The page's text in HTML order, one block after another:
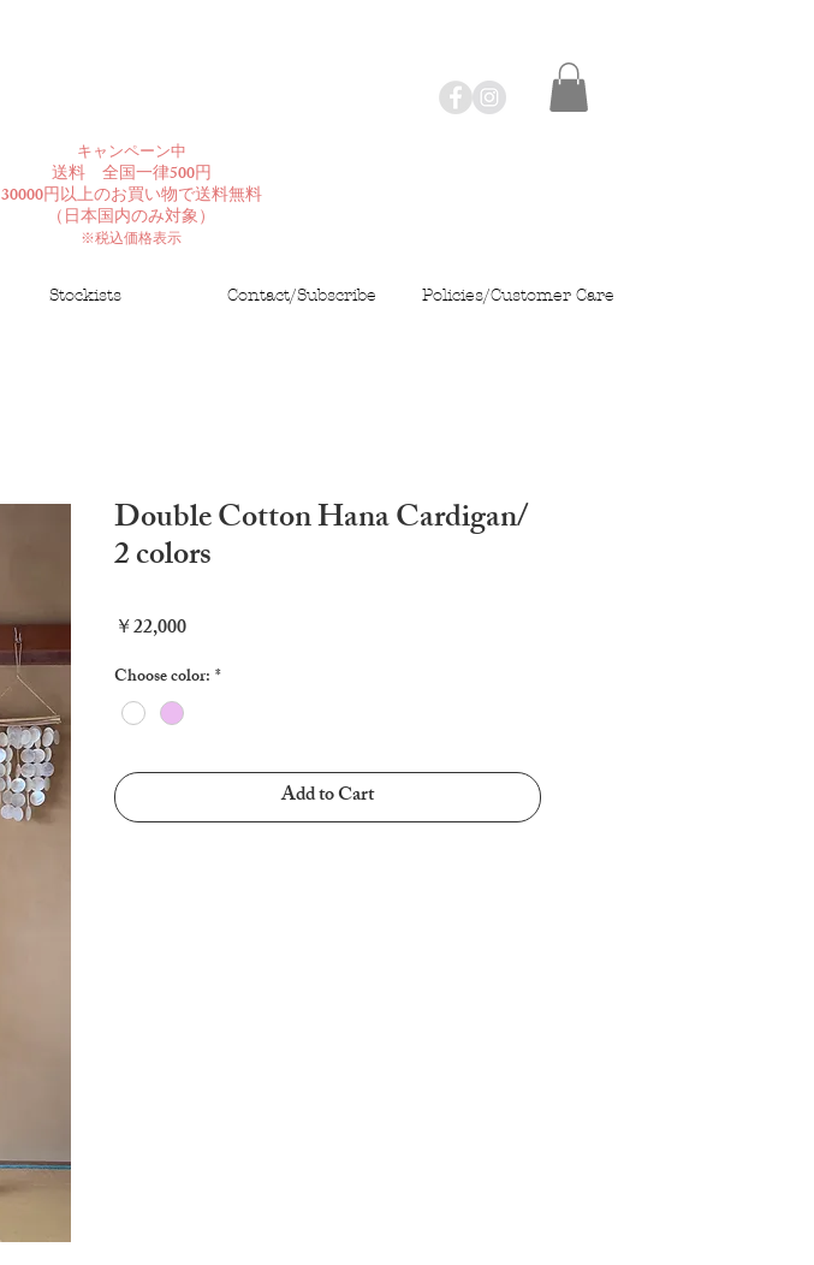
​キャンペーン中
送料 全国一律500円
30000円以上のお買い物で送料無料
​（日本国内のみ対象）
※税込価格表示
Stockists Contact/Subscribe Policies/Customer Care
Double Cotton Hana Cardigan/
2 colors
￥22,000Price
Choose color: *
Add to Cart